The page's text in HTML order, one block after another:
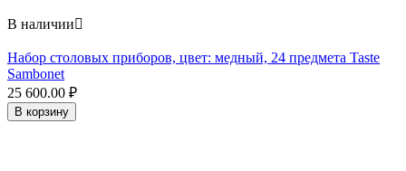
В наличии
Набор столовых приборов, цвет: медный, 24 предмета Taste
Sambonet
25 600.00 ₽
В корзину